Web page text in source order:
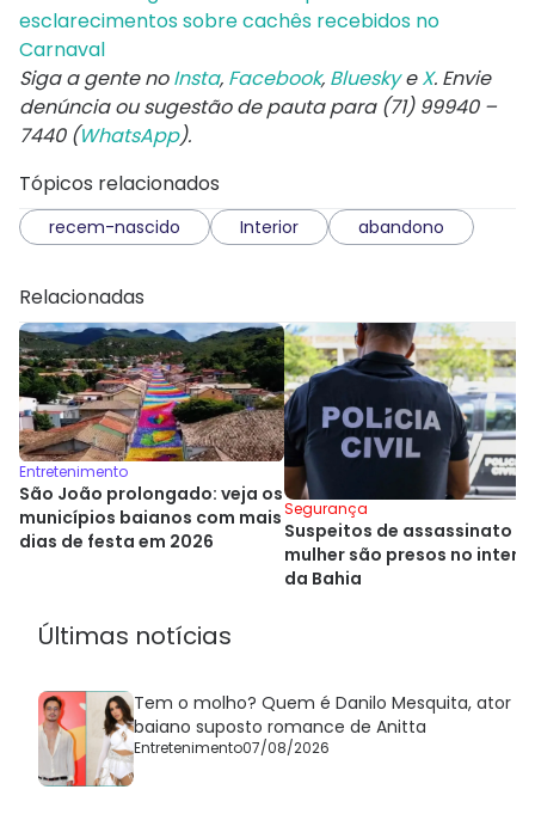
esclarecimentos sobre cachês recebidos no
Carnaval
Siga a gente noInsta, Facebook, BlueskyeX. Envie
denúncia ou sugestão de pauta para (71) 99940 –
7440 (WhatsApp).
Tópicos relacionados
recem-nascido Interior abandono
Relacionadas
Entretenimento
São João prolongado: veja os
municípios baianos com mais
dias de festa em 2026
Segurança
Suspeitos de assassinato
mulher são presos no
da Bahia
Últimas notícias
Tem o molho? Quem é Danilo Mesquita, ator
baiano suposto romance de Anitta
Entretenimento07/08/2026